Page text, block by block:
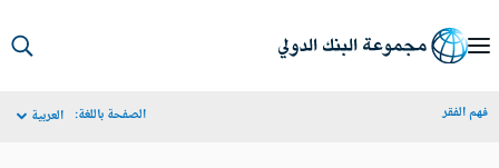
الفقر الصفحة باللغة: العربية